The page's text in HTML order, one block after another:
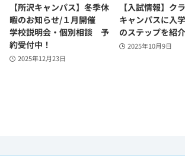
【所沢キャンパス】冬季休
暇のお知らせ/１月開催
学校説明会・個別相談 予
約受付中！
2025年12月23日
【入試情報】ク
キャンパスに入
のステップを紹
2025年10月9日